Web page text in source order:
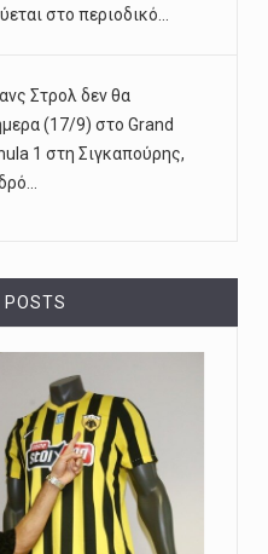
στο περιοδικό...
Στρολ δεν θα
(17/9) στο Grand
1 στη Σιγκαπούρης,
POSTS